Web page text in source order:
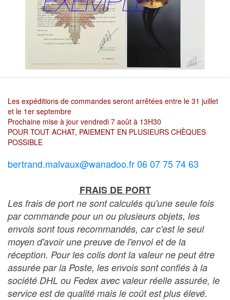
Les expéditions de commandes seront arrêtées entre le 31 juillet
et le 1er septembre
Prochaine mise à jour vendredi 7 août à 13H30
POUR TOUT ACHAT, PAIEMENT EN PLUSIEURS CHÈQUES
POSSIBLE
bertrand.malvaux@wanadoo.fr 06 07 75 74 63
FRAIS DE PORT
Les frais de port ne sont calculés qu'une seule fois
par commande pour un ou plusieurs objets, les
envois sont tous recommandés, car c'est le seul
moyen d'avoir une preuve de l'envoi et de la
réception. Pour les colis dont la valeur ne peut être
assurée par la Poste, les envois sont confiés à la
société DHL ou Fedex avec valeur réelle assurée, le
service est de qualité mais le coût est plus élevé.